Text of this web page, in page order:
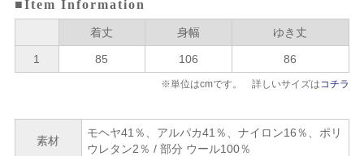
■Item Information
着丈 身幅 ゆき丈
1 85 106 86
※単位はcmです。 詳しいサイズは コチラ
素材
モヘヤ41％、アルパカ41％、ナイロン16％、ポリ
ウレタン2％ / 部分 ウール100％